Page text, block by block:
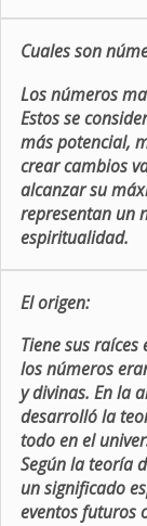
Cuales son
Los números
Estos se
más potencial,
crear cambios
alcanzar su
representan un
espiritualidad.
El origen:
Tiene sus
los números
y divinas. En la
desarrolló la
todo en el
Según la teoría
un significado
eventos futuros